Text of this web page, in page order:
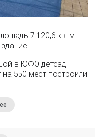
7 120,6 кв. м.
в ЮФО детсад
550 мест построили